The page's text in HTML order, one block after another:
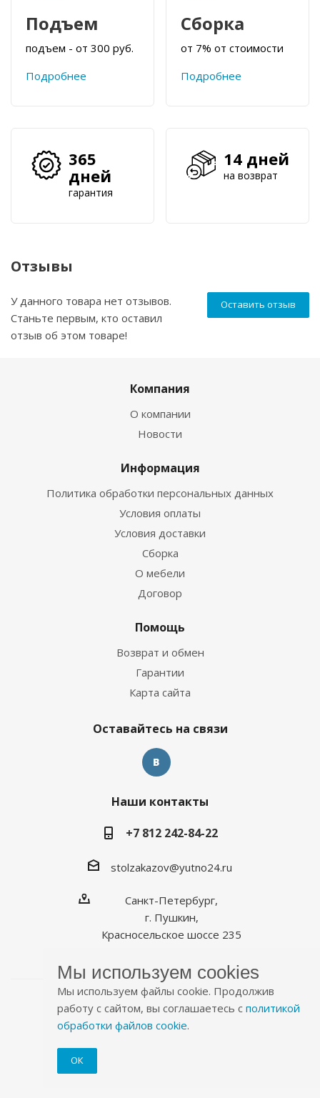
Подъем
подъем - от 300 руб.
Подробнее
Сборка
от 7% от стоимости
Подробнее
365
дней
гарантия
14 дней
на возврат
Отзывы
Оставить отзыв
У данного товара нет отзывов.
Станьте первым, кто оставил
отзыв об этом товаре!
Компания
О компании
Новости
Информация
Политика обработки персональных данных
Условия оплаты
Условия доставки
Сборка
О мебели
Договор
Помощь
Возврат и обмен
Гарантии
Карта сайта
Оставайтесь на связи
Наши контакты
+7 812 242-84-22
stolzakazov@yutno24.ru
Санкт-Петербург,
г. Пушкин,
Красносельское шоссе 235
Мы используем cookies
Мы используем файлы cookie. Продолжив
работу с сайтом, вы соглашаетесь с политикой
обработки файлов cookie.
ОК